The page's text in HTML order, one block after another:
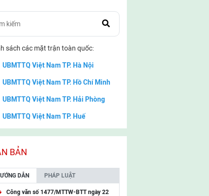
sách các mặt trận toàn quốc:
UBMTTQ Việt Nam TP. Hà Nội
UBMTTQ Việt Nam TP. Hồ Chí Minh
UBMTTQ Việt Nam TP. Hải Phòng
UBMTTQ Việt Nam TP. Huế
UBMTTQ Việt Nam TP. Cần Thơ
UBMTTQ Việt Nam tỉnh Quảng Ninh
UBMTTQ Việt Nam tỉnh Cao Bằng
BẢN
DẪN PHÁP LUẬT
Công văn số 1477/MTTW-BTT ngày 22